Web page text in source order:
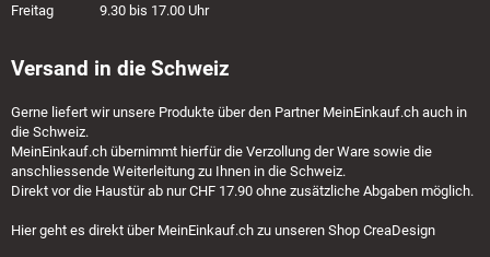
Freitag 9.30 bis 17.00 Uhr
Versand in die Schweiz
Gerne liefert wir unsere Produkte über den Partner MeinEinkauf.ch auch in
die Schweiz.
MeinEinkauf.ch übernimmt hierfür die Verzollung der Ware sowie die
anschliessende Weiterleitung zu Ihnen in die Schweiz.
Direkt vor die Haustür ab nur CHF 17.90 ohne zusätzliche Abgaben möglich.
Hier geht es direkt über MeinEinkauf.ch zu unseren Shop CreaDesign